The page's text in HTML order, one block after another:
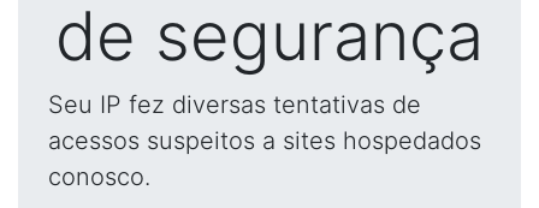
de segurança
Seu IP fez diversas tentativas de
acessos suspeitos a sites hospedados
conosco.